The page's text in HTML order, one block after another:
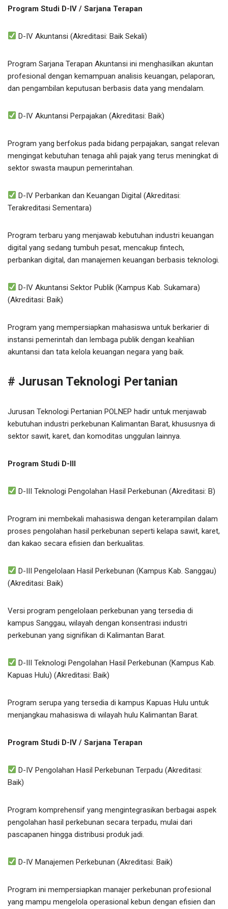
Program Studi D-IV / Sarjana Terapan
D-IV Akuntansi (Akreditasi: Baik Sekali)
Program Sarjana Terapan Akuntansi ini menghasilkan akuntan
profesional dengan kemampuan analisis keuangan, pelaporan,
dan pengambilan keputusan berbasis data yang mendalam.
D-IV Akuntansi Perpajakan (Akreditasi: Baik)
Program yang berfokus pada bidang perpajakan, sangat relevan
mengingat kebutuhan tenaga ahli pajak yang terus meningkat di
sektor swasta maupun pemerintahan.
D-IV Perbankan dan Keuangan Digital (Akreditasi:
Terakreditasi Sementara)
Program terbaru yang menjawab kebutuhan industri keuangan
digital yang sedang tumbuh pesat, mencakup fintech,
perbankan digital, dan manajemen keuangan berbasis teknologi.
D-IV Akuntansi Sektor Publik (Kampus Kab. Sukamara)
(Akreditasi: Baik)
Program yang mempersiapkan mahasiswa untuk berkarier di
instansi pemerintah dan lembaga publik dengan keahlian
akuntansi dan tata kelola keuangan negara yang baik.
# Jurusan Teknologi Pertanian
Jurusan Teknologi Pertanian POLNEP hadir untuk menjawab
kebutuhan industri perkebunan Kalimantan Barat, khususnya di
sektor sawit, karet, dan komoditas unggulan lainnya.
Program Studi D-III
D-III Teknologi Pengolahan Hasil Perkebunan (Akreditasi: B)
Program ini membekali mahasiswa dengan keterampilan dalam
proses pengolahan hasil perkebunan seperti kelapa sawit, karet,
dan kakao secara efisien dan berkualitas.
D-III Pengelolaan Hasil Perkebunan (Kampus Kab. Sanggau)
(Akreditasi: Baik)
Versi program pengelolaan perkebunan yang tersedia di
kampus Sanggau, wilayah dengan konsentrasi industri
perkebunan yang signifikan di Kalimantan Barat.
D-III Teknologi Pengolahan Hasil Perkebunan (Kampus Kab.
Kapuas Hulu) (Akreditasi: Baik)
Program serupa yang tersedia di kampus Kapuas Hulu untuk
menjangkau mahasiswa di wilayah hulu Kalimantan Barat.
Program Studi D-IV / Sarjana Terapan
D-IV Pengolahan Hasil Perkebunan Terpadu (Akreditasi:
Baik)
Program komprehensif yang mengintegrasikan berbagai aspek
pengolahan hasil perkebunan secara terpadu, mulai dari
pascapanen hingga distribusi produk jadi.
D-IV Manajemen Perkebunan (Akreditasi: Baik)
Program ini mempersiapkan manajer perkebunan profesional
yang mampu mengelola operasional kebun dengan efisien dan